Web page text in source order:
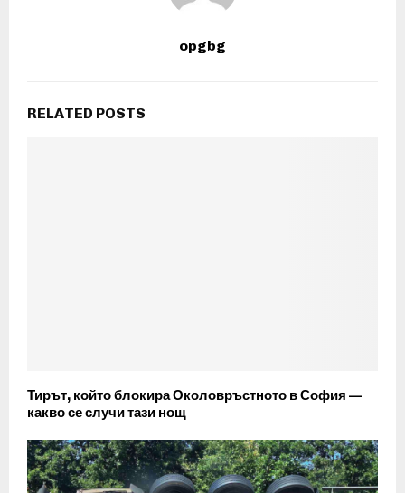
opgbg
RELATED POSTS
Тирът, който блокира Околовръстното в София —
какво се случи тази нощ